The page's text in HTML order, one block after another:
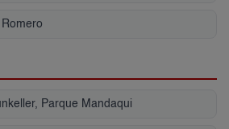
Parque Mandaqui